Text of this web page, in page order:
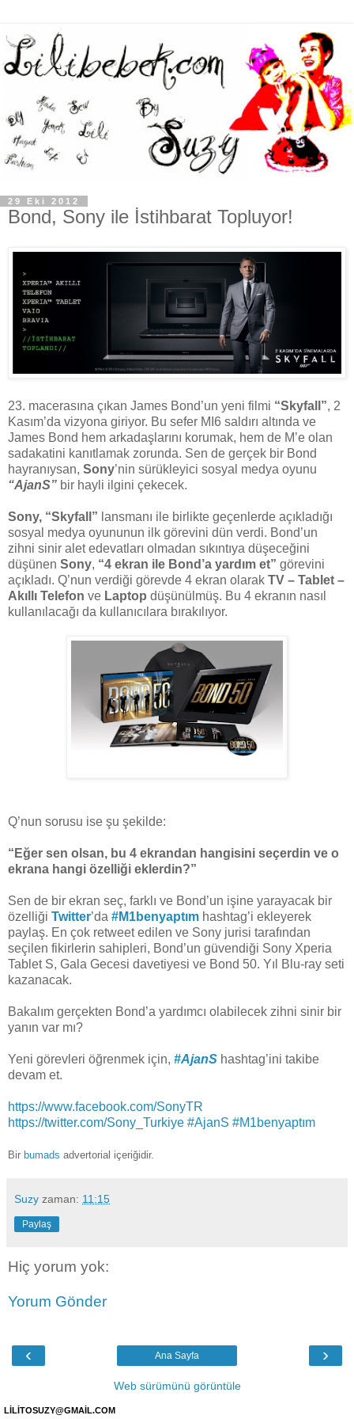
29 Eki 2012
Bond, Sony ile İstihbarat Topluyor!
23. macerasına çıkan James Bond’un yeni filmi “Skyfall”, 2
Kasım’da vizyona giriyor. Bu sefer MI6 saldırı altında ve
James Bond hem arkadaşlarını korumak, hem de M’e olan
sadakatini kanıtlamak zorunda. Sen de gerçek bir Bond
hayranıysan, Sony’nin sürükleyici sosyal medya oyunu
“AjanS” bir hayli ilgini çekecek.
Sony, “Skyfall” lansmanı ile birlikte geçenlerde açıkladığı
sosyal medya oyununun ilk görevini dün verdi. Bond’un
zihni sinir alet edevatları olmadan sıkıntıya düşeceğini
düşünen Sony, “4 ekran ile Bond’a yardım et” görevini
açıkladı. Q’nun verdiği görevde 4 ekran olarak TV – Tablet –
Akıllı Telefon ve Laptop düşünülmüş. Bu 4 ekranın nasıl
kullanılacağı da kullanıcılara bırakılıyor.
Q’nun sorusu ise şu şekilde:
“Eğer sen olsan, bu 4 ekrandan hangisini seçerdin ve o
ekrana hangi özelliği eklerdin?”
Sen de bir ekran seç, farklı ve Bond’un işine yarayacak bir
özelliği Twitter’da #M1benyaptım hashtag’i ekleyerek
paylaş. En çok retweet edilen ve Sony jurisi tarafından
seçilen fikirlerin sahipleri, Bond’un güvendiği Sony Xperia
Tablet S, Gala Gecesi davetiyesi ve Bond 50. Yıl Blu-ray seti
kazanacak.
Bakalım gerçekten Bond’a yardımcı olabilecek zihni sinir bir
yanın var mı?
Yeni görevleri öğrenmek için, #AjanS hashtag’ini takibe
devam et.
https://www.facebook.com/SonyTR
https://twitter.com/Sony_Turkiye #AjanS #M1benyaptım
Bir bumads advertorial içeriğidir.
Suzy zaman: 11:15
Paylaş
Hiç yorum yok:
Yorum Gönder
‹ ›
Ana Sayfa
Web sürümünü görüntüle
LİLİTOSUZY@GMAİL.COM